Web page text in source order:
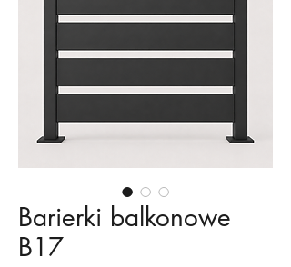
Barierki balkonowe
B17